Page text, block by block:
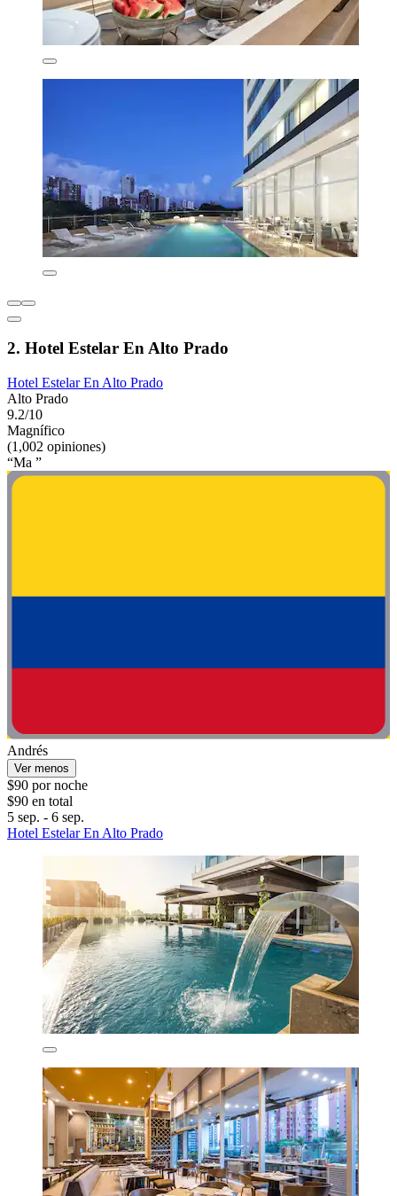
2. Hotel Estelar En Alto Prado
Hotel Estelar En Alto Prado
Alto Prado
9.2/10
Magnífico
(1,002 opiniones)
“Ma ”
Andrés
Ver menos
$90 por noche
$90 en total
5 sep. - 6 sep.
Hotel Estelar En Alto Prado